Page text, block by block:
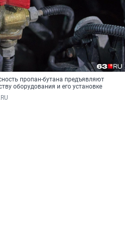
пропан-бутана предъявляют
оборудования и его установке